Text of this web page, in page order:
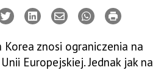
znosi ograniczenia na
Europejskiej. Jednak jak na